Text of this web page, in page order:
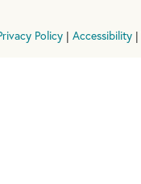
Policy| Accessibility|